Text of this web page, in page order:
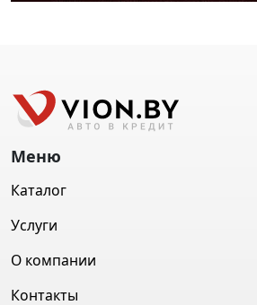
Меню
Каталог
Услуги
О компании
Контакты